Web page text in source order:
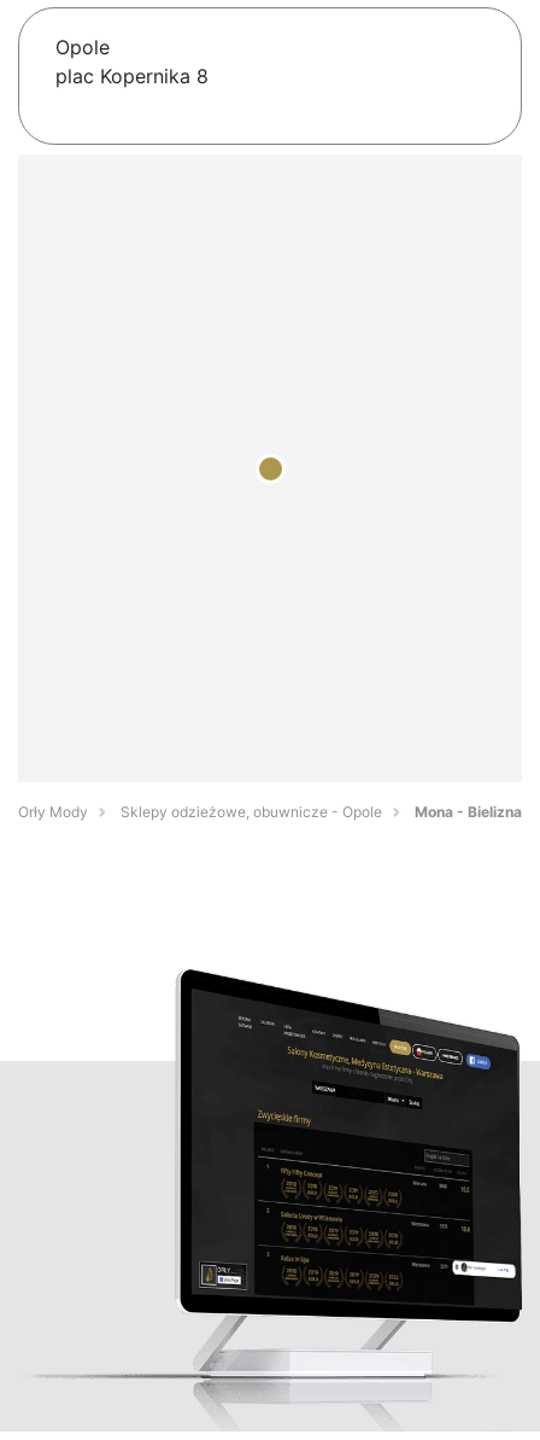
Opole
plac Kopernika 8
Orły Mody Sklepy odzieżowe, obuwnicze - Opole Mona - Bielizna